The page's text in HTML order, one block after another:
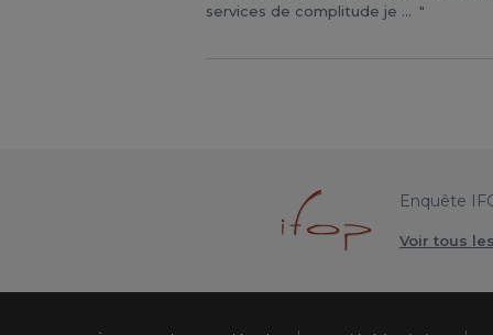
services de complitude je ...
Enquête
Voir tous